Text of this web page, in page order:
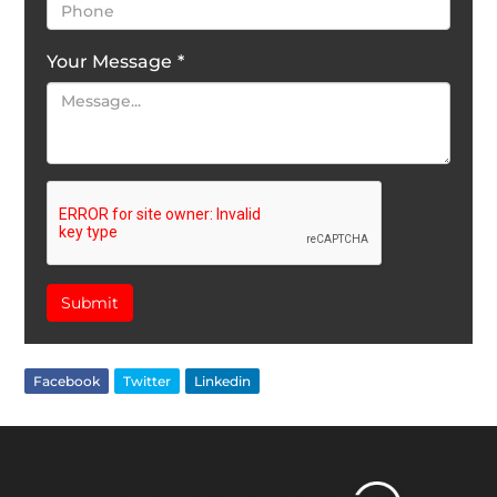
Your Message *
Submit
Facebook Twitter Linkedin